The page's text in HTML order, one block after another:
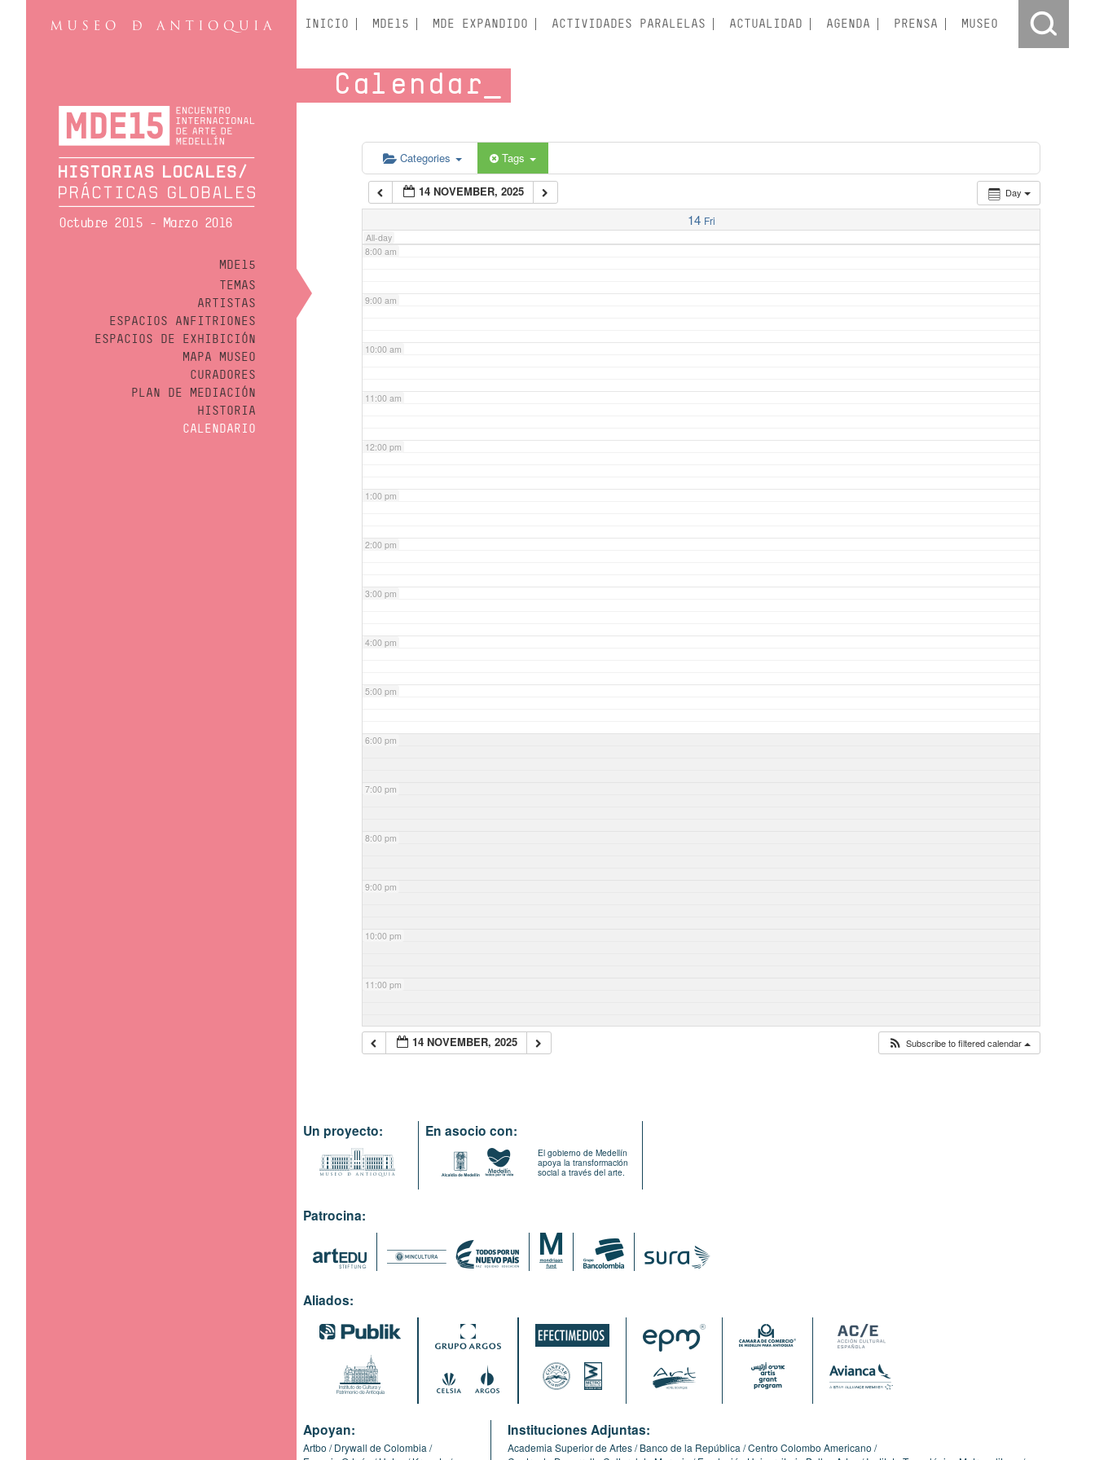
Octubre 2015 - Marzo 2016
MDE15
TEMAS
ARTISTAS
ESPACIOS ANFITRIONES
ESPACIOS DE EXHIBICIÓN
MAPA MUSEO
CURADORES
PLAN DE MEDIACIÓN
HISTORIA
CALENDARIO
INICIO MDE15 MDE EXPANDIDO ACTIVIDADES PARALELAS ACTUALIDAD AGENDA PRENSA MUSEO
Calendar
Categories Tags
Day
14 NOVEMBER, 2025
14 Fri
All-day
5:00 am
6:00 am
7:00 am
8:00 am
9:00 am
10:00 am
11:00 am
12:00 pm
1:00 pm
2:00 pm
3:00 pm
4:00 pm
5:00 pm
6:00 pm
7:00 pm
8:00 pm
9:00 pm
10:00 pm
11:00 pm
14 NOVEMBER, 2025 Subscribe to filtered calendar
Un proyecto: En asocio con:
El gobierno de Medellín
apoya la transformación
social a través del arte.
Patrocina:
Aliados:
Apoyan:
Artbo
Drywall de Colombia
Instituciones Adjuntas:
Academia Superior de Artes Banco de la República Centro Colombo Americano